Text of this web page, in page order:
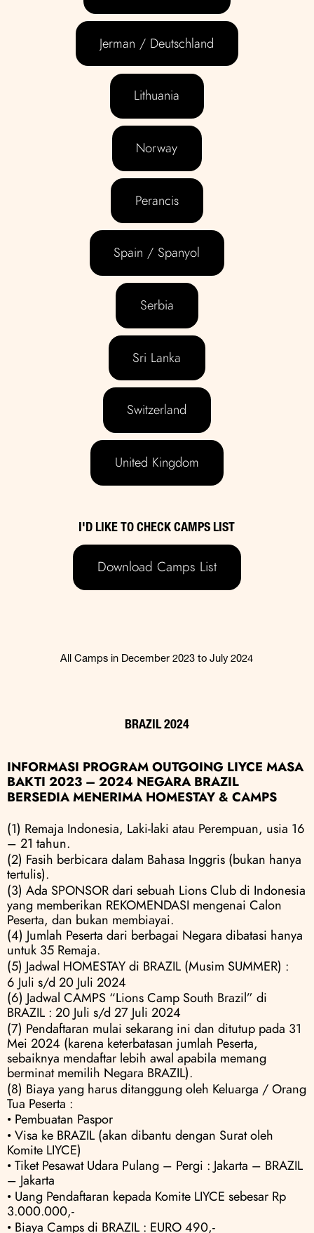
Jerman / Deutschland
Lithuania
Norway
Perancis
Spain / Spanyol
Serbia
Sri Lanka
Switzerland
United Kingdom
I'D LIKE TO CHECK CAMPS LIST
Download Camps List
All Camps in December 2023 to July 2024
BRAZIL 2024
INFORMASI PROGRAM OUTGOING LIYCE MASA
BAKTI 2023 – 2024 NEGARA BRAZIL
BERSEDIA MENERIMA HOMESTAY & CAMPS
(1) Remaja Indonesia, Laki-laki atau Perempuan, usia 16
– 21 tahun.
(2) Fasih berbicara dalam Bahasa Inggris (bukan hanya
tertulis).
(3) Ada SPONSOR dari sebuah Lions Club di Indonesia
yang memberikan REKOMENDASI mengenai Calon
Peserta, dan bukan membiayai.
(4) Jumlah Peserta dari berbagai Negara dibatasi hanya
untuk 35 Remaja.
(5) Jadwal HOMESTAY di BRAZIL (Musim SUMMER) :
6 Juli s/d 20 Juli 2024
(6) Jadwal CAMPS “Lions Camp South Brazil” di
BRAZIL : 20 Juli s/d 27 Juli 2024
(7) Pendaftaran mulai sekarang ini dan ditutup pada 31
Mei 2024 (karena keterbatasan jumlah Peserta,
sebaiknya mendaftar lebih awal apabila memang
berminat memilih Negara BRAZIL).
(8) Biaya yang harus ditanggung oleh Keluarga / Orang
Tua Peserta :
• Pembuatan Paspor
• Visa ke BRAZIL (akan dibantu dengan Surat oleh
Komite LIYCE)
• Tiket Pesawat Udara Pulang – Pergi : Jakarta – BRAZIL
– Jakarta
• Uang Pendaftaran kepada Komite LIYCE sebesar Rp
3.000.000,-
• Biaya Camps di BRAZIL : EURO 490,-